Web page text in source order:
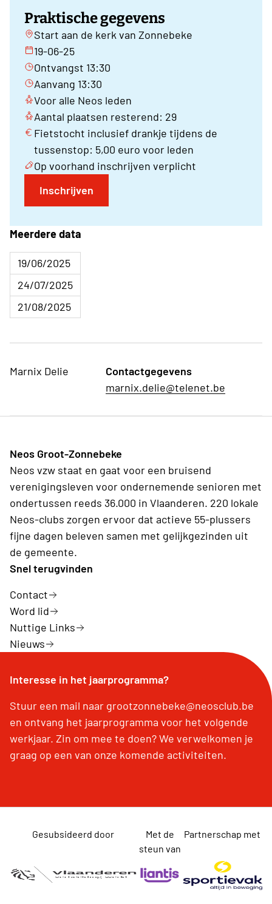
Praktische gegevens
Start aan de kerk van Zonnebeke
19-06-25
Ontvangst 13:30
Aanvang 13:30
Voor alle Neos leden
Aantal plaatsen resterend: 29
Fietstocht inclusief drankje tijdens de
tussenstop: 5,00 euro voor leden
Op voorhand inschrijven verplicht
Inschrijven
Meerdere data
19/06/2025
24/07/2025
21/08/2025
Marnix Delie
Contactgegevens
marnix.delie@telenet.be
Neos Groot-Zonnebeke
Neos vzw staat en gaat voor een bruisend
verenigingsleven voor ondernemende senioren met
ondertussen reeds 36.000 in Vlaanderen. 220 lokale
Neos-clubs zorgen ervoor dat actieve 55-plussers
fijne dagen beleven samen met gelijkgezinden uit
de gemeente.
Snel terugvinden
Contact
Word lid
Nuttige Links
Nieuws
Interesse in het jaarprogramma?
Stuur een mail naar grootzonnebeke@neosclub.be
en ontvang het jaarprogramma voor het volgende
werkjaar. Zin om mee te doen? We verwelkomen je
graag op een van onze komende activiteiten.
Gesubsideerd door
Met de
steun van
Partnerschap met